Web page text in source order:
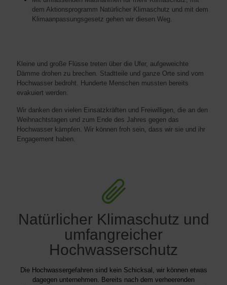
dem Aktionsprogramm Natürlicher Klimaschutz und mit dem
Klimaanpassungsgesetz gehen wir diesen Weg.
Kleine und große Flüsse treten über die Ufer, aufgeweichte
Dämme drohen zu brechen. Stadtteile und ganze Orte sind vom
Hochwasser bedroht. Hunderte Menschen mussten bereits
evakuiert werden.
Wir danken den vielen Einsatzkräften und Freiwilligen, die an den
Weihnachtstagen und zum Ende des Jahres gegen das
Hochwasser kämpfen. Wir können froh sein, dass wir sie und ihr
Engagement haben.
Natürlicher Klimaschutz und
umfangreicher
Hochwasserschutz
Die Hochwassergefahren sind kein Schicksal, wir können etwas
dagegen unternehmen. Bereits nach dem verheerenden